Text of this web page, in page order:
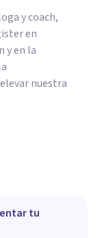
y coach,
en
y en la
nuestra
tu